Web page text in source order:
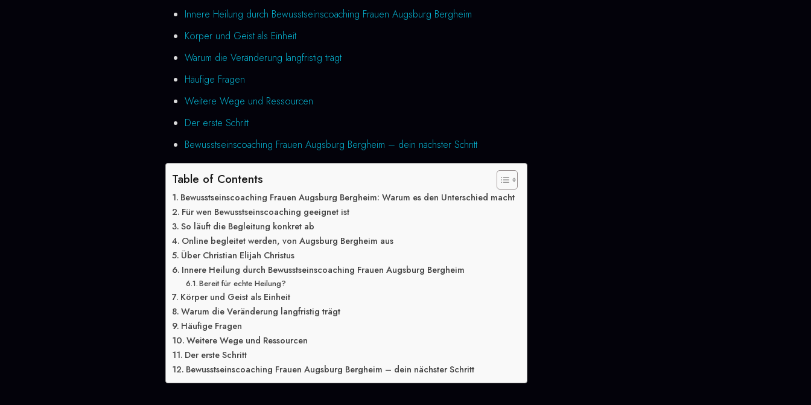
Innere Heilung durch Bewusstseinscoaching Frauen Augsburg Bergheim
Körper und Geist als Einheit
Warum die Veränderung langfristig trägt
Häufige Fragen
Weitere Wege und Ressourcen
Der erste Schritt
Bewusstseinscoaching Frauen Augsburg Bergheim – dein nächster Schritt
Table of Contents
Bewusstseinscoaching Frauen Augsburg Bergheim: Warum es den Unterschied macht
Für wen Bewusstseinscoaching geeignet ist
So läuft die Begleitung konkret ab
Online begleitet werden, von Augsburg Bergheim aus
Über Christian Elijah Christus
Innere Heilung durch Bewusstseinscoaching Frauen Augsburg Bergheim
Bereit für echte Heilung?
Körper und Geist als Einheit
Warum die Veränderung langfristig trägt
Häufige Fragen
Weitere Wege und Ressourcen
Der erste Schritt
Bewusstseinscoaching Frauen Augsburg Bergheim – dein nächster Schritt